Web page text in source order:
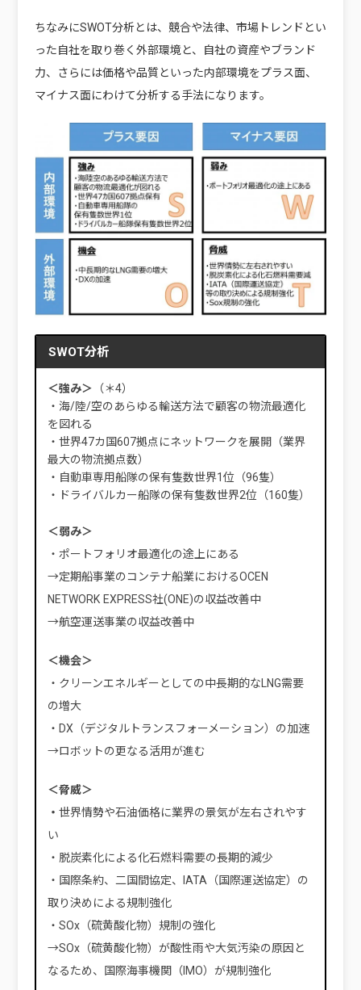
ちなみにSWOT分析とは、競合や法律、市場トレンドとい
った自社を取り巻く外部環境と、自社の資産やブランド
力、さらには価格や品質といった内部環境をプラス面、
マイナス面にわけて分析する手法になります。
SWOT分析
＜強み＞ （＊4）
・海/陸/空のあらゆる輸送方法で顧客の物流最適化
を図れる
・世界47カ国607拠点にネットワークを展開（業界
最大の物流拠点数）
・自動車専用船隊の保有隻数世界1位（96隻）
・ドライバルカー船隊の保有隻数世界2位（160隻）
＜弱み＞
・ポートフォリオ最適化の途上にある
→定期船事業のコンテナ船業におけるOCEN
NETWORK EXPRESS社(ONE)の収益改善中
→航空運送事業の収益改善中
＜機会＞
・クリーンエネルギーとしての中長期的なLNG需要
の増大
・DX（デジタルトランスフォーメーション）の加速
→ロボットの更なる活用が進む
＜脅威＞
・ 世界情勢や石油価格に業界の景気が左右されやす
い
・脱炭素化による化石燃料需要の長期的減少
・国際条約、二国間協定、IATA（国際運送協定）の
取り決めによる規制強化
・SOx（硫黄酸化物）規制の強化
→SOx（硫黄酸化物）が酸性雨や大気汚染の原因と
なるため、国際海事機関（IMO）が規制強化